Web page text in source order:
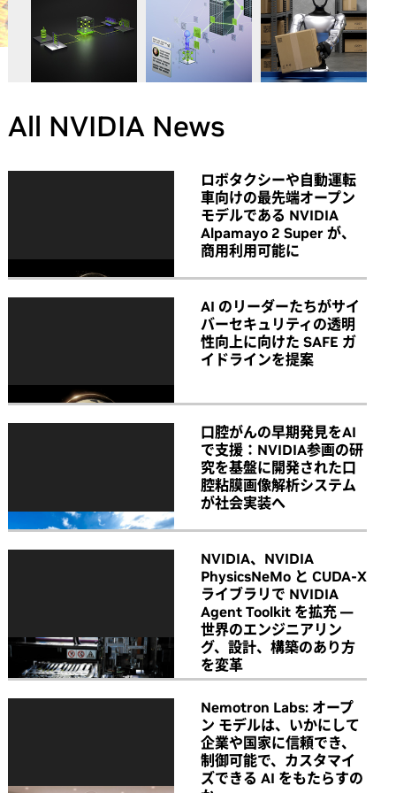
All NVIDIA News
ロボタクシーや自動運転
車向けの最先端オープン
モデルである NVIDIA
Alpamayo 2 Super が、
商用利用可能に
AI のリーダーたちがサイ
バーセキュリティの透明
性向上に向けた SAFE ガ
イドラインを提案
口腔がんの早期発見をAI
で支援：NVIDIA参画の研
究を基盤に開発された口
腔粘膜画像解析システム
が社会実装へ
NVIDIA、NVIDIA
PhysicsNeMo と CUDA-X
ライブラリで NVIDIA
Agent Toolkit を拡充 ―
世界のエンジニアリン
グ、設計、構築のあり方
を変革
Nemotron Labs: オープ
ン モデルは、いかにして
企業や国家に信頼でき、
制御可能で、カスタマイ
ズできる AI をもたらすの